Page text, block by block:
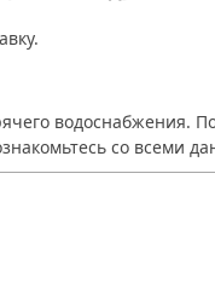
со всеми